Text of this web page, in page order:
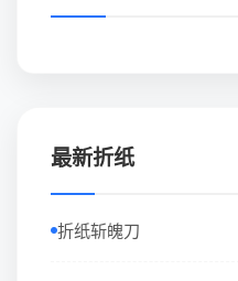
最新折纸
折纸斩魄刀